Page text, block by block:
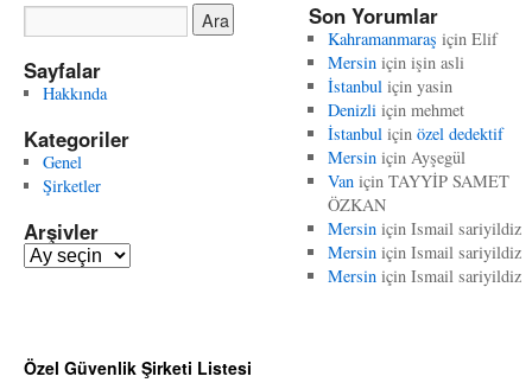
Sayfalar
Hakkında
Kategoriler
Genel
Şirketler
Arşivler
A
l
Son Yorumlar
Kahramanmaraş için Elif
Mersiniçin işin asli
İstanbuliçin yasin
Denizliiçin mehmet
İstanbuliçin özel dedektif
Mersiniçin Ayşegül
Vaniçin TAYYİP SAMET
ÖZKAN
Mersiniçin Ismail sariyildiz
Mersiniçin Ismail sariyildiz
Mersiniçin Ismail sariyildiz
Özel Güvenlik Şirketi Listesi